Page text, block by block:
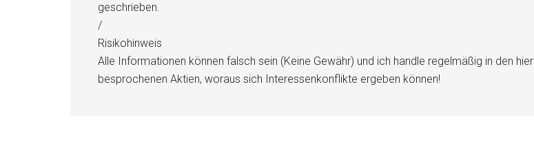
geschrieben.
/
Risikohinweis
Alle Informationen können falsch sein (Keine Gewähr) und ich handle regelmäßig in den hier
besprochenen Aktien, woraus sich Interessenkonflikte ergeben können!